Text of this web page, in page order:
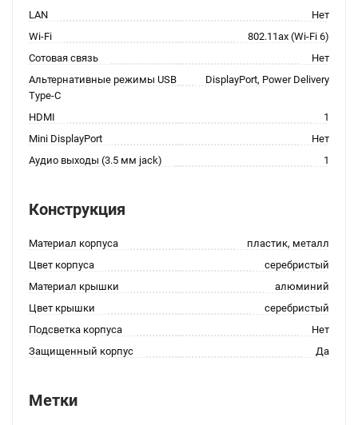
LAN
Нет
Wi-Fi
802.11ax (Wi-Fi 6)
Сотовая связь
Нет
Альтернативные режимы USB
Type-C
DisplayPort, Power Delivery
HDMI
1
Mini DisplayPort
Нет
Аудио выходы (3.5 мм jack)
1
Конструкция
Материал корпуса
пластик, металл
Цвет корпуса
серебристый
Материал крышки
алюминий
Цвет крышки
серебристый
Подсветка корпуса
Нет
Защищенный корпус
Да
Метки